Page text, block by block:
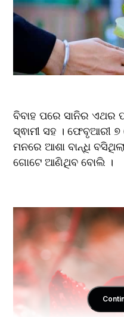
ବିବାହ ପରେ ସାନିର ଏଥର
ସ୍ଵାମୀ ସହ । ଫେବୃଆରୀ
ମନରେ ଆଶା ବାନ୍ଧି
ଗୋଟେ ଆଣିଥିବ ବୋଲି ।